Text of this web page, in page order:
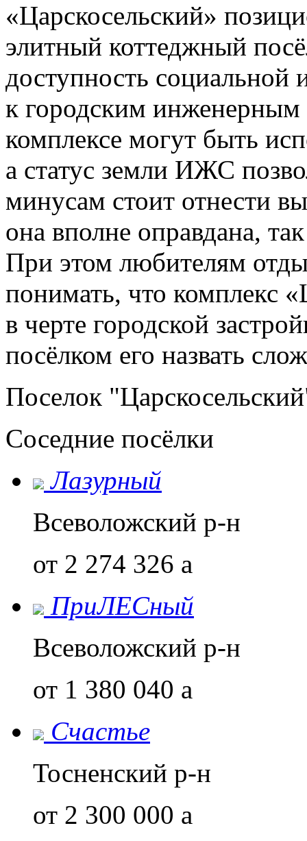
«Царскосельский»
элитный коттеджный
доступность
к городским
комплексе могут быть
а статус земли ИЖС
минусам стоит отнести
она вполне оправдана,
При этом любителям
понимать, что комплекс
в черте городской
посёлком его назвать
Поселок
Соседние посёлки
Лазурный
Всеволожский р-н
от 2 274 326 a
ПриЛЕСный
Всеволожский р-н
от 1 380 040 a
Счастье
Тосненский р-н
от 2 300 000 a